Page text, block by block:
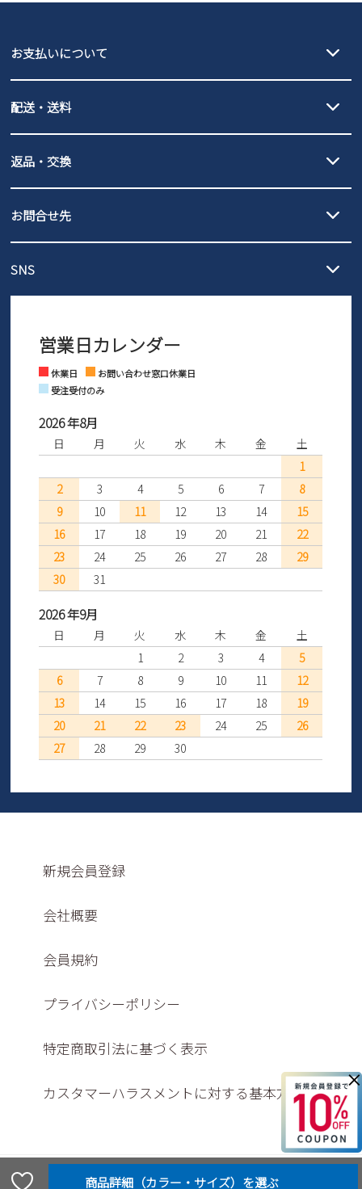
×
お支払いについて
PayPay（オンライン決済）、代金引換のご利用が可能です。
配送・送料
北海道・本州・四国・九州…550円
3,980円（税込）以上お買い上げで送料無料
発送日・送料詳細については
ご利用ください。
全国一律…220円（税込）
発送日・送料詳細についてはご利用ガイドを
ご利用ください。
返品・交換
の片道無料サービスを実施中！
ントとしても安心してご利用いただけるよう、サイズ交換の受付期
さい。
お問合せ先
営業時間：11時～17時
※土日祝はお問い合わせ窓口休業日となります。
SNS
Facebook Instagram
営業日カレンダー
休業日
お問い合わせ窓口休業日
受注受付のみ
2026 年8月
日 月 火 水 木 金
土
1
2
3 4 5 6 7
8
9
10 11 12 13 14
15
16
17 18 19 20 21
22
23
24 25 26 27 28
29
30
31
2026 年9月
日 月 火 水 木 金
土
1
2 3 4
5
6
7 8 9 10 11
12
13
14 15 16 17 18
19
20
21 22 23 24 25
26
27
28 29 30
新規会員登録
会社概要
会員規約
プライバシーポリシー
特定商取引法に基づく表示
カスタマーハラスメントに対する基本方針
© Washington shoe store co., ltd,